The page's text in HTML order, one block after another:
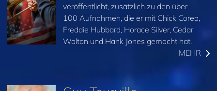
veröffentlicht, zusätzlich zu den über
100 Aufnahmen, die er mit Chick Corea,
Freddie Hubbard, Horace Silver, Cedar
Walton und Hank Jones gemacht hat.
MEHR